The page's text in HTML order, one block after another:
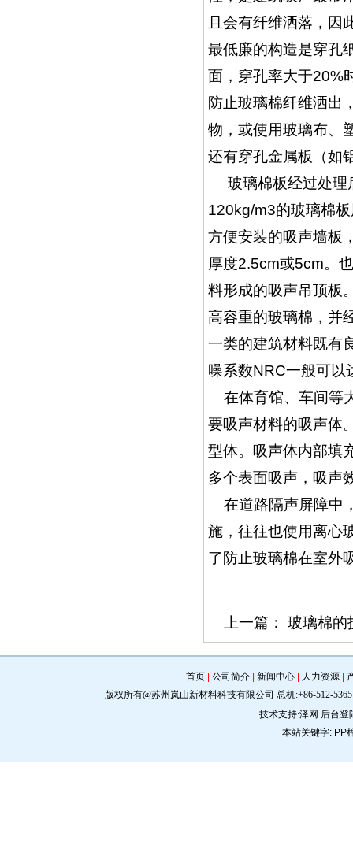
且会有纤维洒落，因
最低廉的构造是穿孔
面，穿孔率大于20%
防止玻璃棉纤维洒出
物，或使用玻璃布、
还有穿孔金属板（如
玻璃棉板经过处理
120kg/m3的玻璃棉
方便安装的吸声墙板
厚度2.5cm或5cm。
料形成的吸声吊顶板
高容重的玻璃棉，并
一类的建筑材料既有
噪系数NRC一般可以
在体育馆、车间等
要吸声材料的吸声体
型体。吸声体内部填
多个表面吸声，吸声
在道路隔声屏障中
施，往往也使用离心
了防止玻璃棉在室外
上一篇： 玻璃棉的
首页| 公司简介| 新闻中心| 人力资源|
版权所有@苏州岚山新材料科技有限公司 总机:+86-512-5365
技术支持:泽网 后台登
本站关键字: PP